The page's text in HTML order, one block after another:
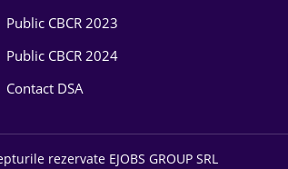
Public CBCR 2023
Public CBCR 2024
Contact DSA
rezervate EJOBS GROUP SRL